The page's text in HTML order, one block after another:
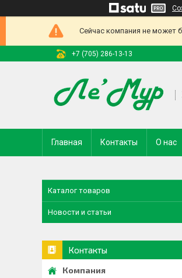
Сейчас компания не может
+7 (705) 286-13-13
Главная Контакты О нас
Каталог товаров
Новости и статьи
Контакты